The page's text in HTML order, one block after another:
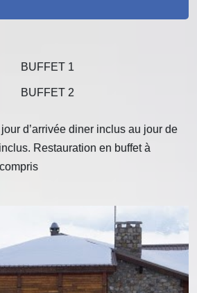
d’arrivée diner inclus au jour de
Restauration en buffet à